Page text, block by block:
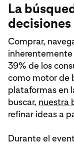
La
decisiones
Comprar,
inherentemente
39% de los
como motor de
plataformas en
buscar, nuestra
refinar ideas a
Durante el